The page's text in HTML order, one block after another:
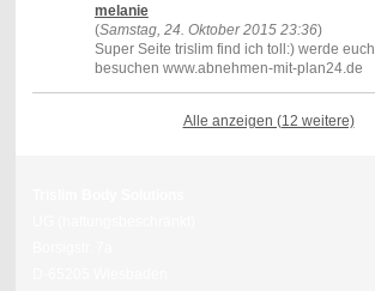
melanie
(Samstag, 24. Oktober 2015 23:36)
Super Seite trislim find ich toll:) werde
besuchen www.abnehmen-mit-plan24.de
Alle anzeigen (12 weitere)